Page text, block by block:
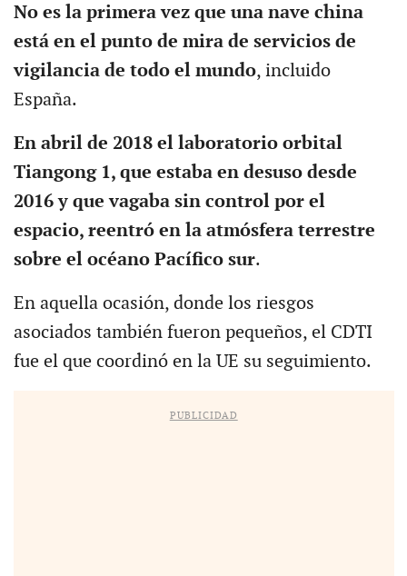
No es la primera vez que una nave china
está en el punto de mira de servicios de
vigilancia de todo el mundo, incluido
España.
En abril de 2018 el laboratorio orbital
Tiangong 1, que estaba en desuso desde
2016 y que vagaba sin control por el
espacio, reentró en la atmósfera terrestre
sobre el océano Pacífico sur.
En aquella ocasión, donde los riesgos
asociados también fueron pequeños, el CDTI
fue el que coordinó en la UE su seguimiento.
PUBLICIDAD